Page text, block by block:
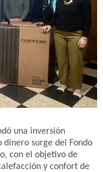
una inversión
dinero surge del Fondo
con el objetivo de
y confort de